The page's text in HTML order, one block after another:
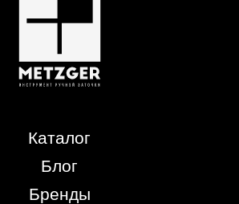
Каталог
Блог
Бренды